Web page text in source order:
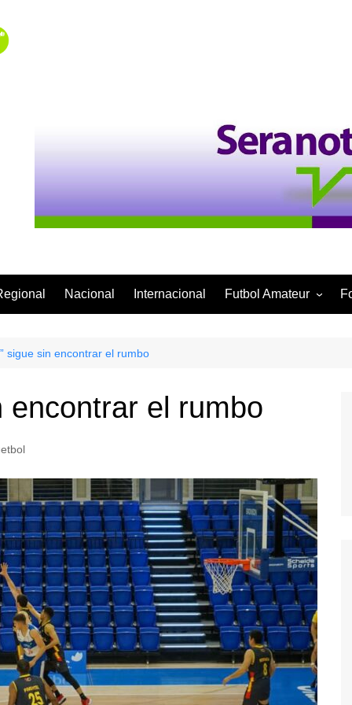
Nacional Internacional Futbol Amateur
sigue sin encontrar el rumbo
encontrar el rumbo